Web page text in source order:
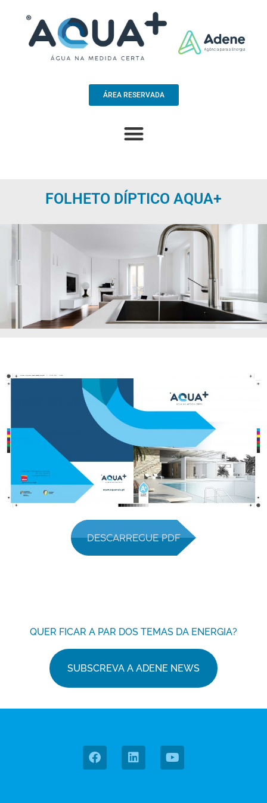
ÁREA RESERVADA
FOLHETO DÍPTICO AQUA+
DESCARREGUE PDF
QUER FICAR A PAR DOS TEMAS DA ENERGIA?
SUBSCREVA A ADENE NEWS